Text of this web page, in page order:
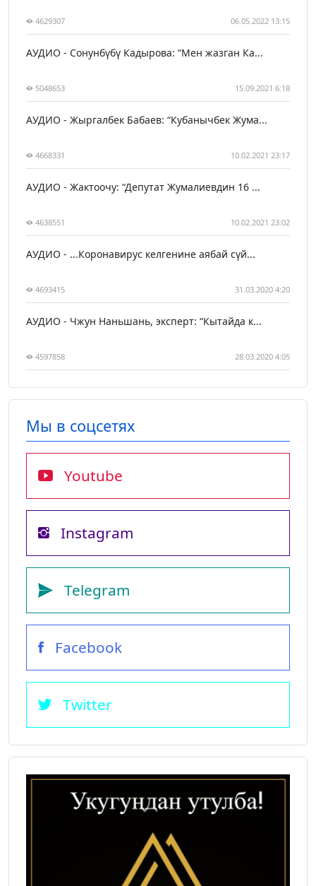
4629307 06.05.2022 13:15
АУДИО - Сонунбүбү Кадырова: “Мен жазган Ка...
5048653 15.09.2021 6:18
АУДИО - Жыргалбек Бабаев: “Кубанычбек Жума...
4668331 10.02.2021 23:17
АУДИО - Жактоочу: “Депутат Жумалиевдин 16 ...
4638551 10.02.2021 23:02
АУДИО - ...Коронавирус келгенине аябай сүй...
4693415 31.03.2020 4:20
АУДИО - Чжун Наньшань, эксперт: “Кытайда к...
4597858 28.03.2020 4:05
Мы в соцсетях
Youtube
Instagram
Telegram
Facebook
Twitter